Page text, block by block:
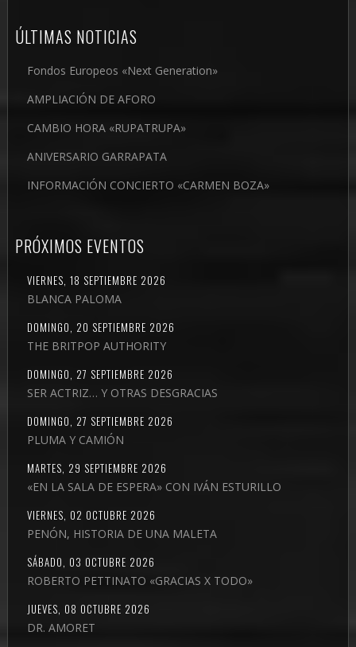
ÚLTIMAS NOTICIAS
Fondos Europeos «Next Generation»
AMPLIACIÓN DE AFORO
CAMBIO HORA «RUPATRUPA»
ANIVERSARIO GARRAPATA
INFORMACIÓN CONCIERTO «CARMEN BOZA»
PRÓXIMOS EVENTOS
VIERNES, 18 SEPTIEMBRE 2026
BLANCA PALOMA
DOMINGO, 20 SEPTIEMBRE 2026
THE BRITPOP AUTHORITY
DOMINGO, 27 SEPTIEMBRE 2026
SER ACTRIZ… Y OTRAS DESGRACIAS
DOMINGO, 27 SEPTIEMBRE 2026
PLUMA Y CAMIÓN
MARTES, 29 SEPTIEMBRE 2026
«EN LA SALA DE ESPERA» CON IVÁN ESTURILLO
VIERNES, 02 OCTUBRE 2026
PENÓN, HISTORIA DE UNA MALETA
SÁBADO, 03 OCTUBRE 2026
ROBERTO PETTINATO «GRACIAS X TODO»
JUEVES, 08 OCTUBRE 2026
DR. AMORET